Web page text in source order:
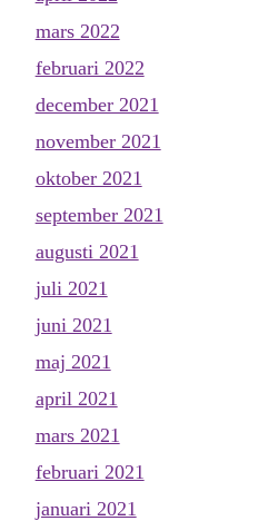
mars 2022
februari 2022
december 2021
november 2021
oktober 2021
september 2021
augusti 2021
juli 2021
juni 2021
maj 2021
april 2021
mars 2021
februari 2021
januari 2021